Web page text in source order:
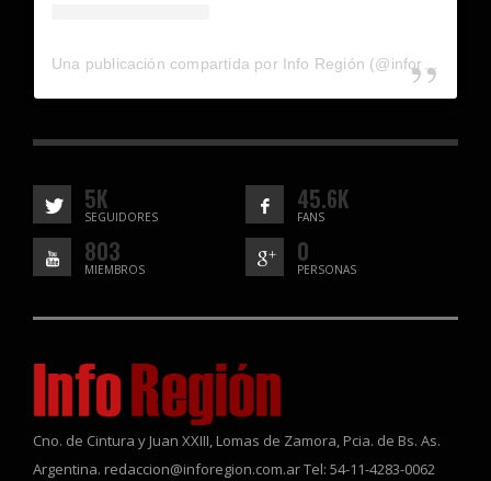
Una publicación compartida por Info Región (@inforegion_redes)
5K
SEGUIDORES
45.6K
FANS
803
MIEMBROS
0
PERSONAS
Cno. de Cintura y Juan XXIII, Lomas de Zamora, Pcia. de Bs. As.
Argentina. redaccion@inforegion.com.ar Tel: 54-11-4283-0062